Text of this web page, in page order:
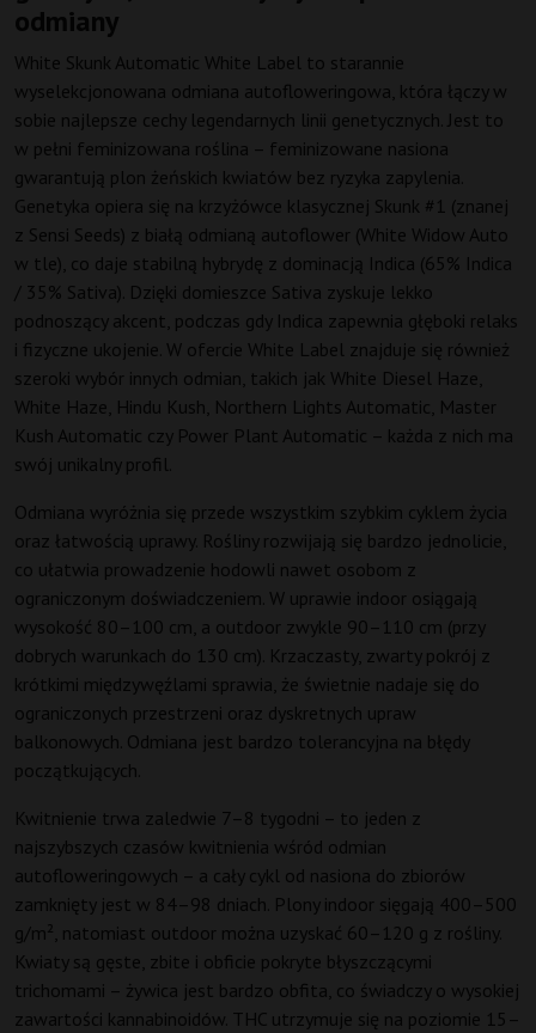
odmiany
White Skunk Automatic White Label to starannie
wyselekcjonowana odmiana autofloweringowa, która łączy w
sobie najlepsze cechy legendarnych linii genetycznych. Jest to
w pełni feminizowana roślina – feminizowane nasiona
gwarantują plon żeńskich kwiatów bez ryzyka zapylenia.
Genetyka opiera się na krzyżówce klasycznej Skunk #1 (znanej
z Sensi Seeds) z białą odmianą autoflower (White Widow Auto
w tle), co daje stabilną hybrydę z dominacją Indica (65% Indica
/ 35% Sativa). Dzięki domieszce Sativa zyskuje lekko
podnoszący akcent, podczas gdy Indica zapewnia głęboki relaks
i fizyczne ukojenie. W ofercie White Label znajduje się również
szeroki wybór innych odmian, takich jak White Diesel Haze,
White Haze, Hindu Kush, Northern Lights Automatic, Master
Kush Automatic czy Power Plant Automatic – każda z nich ma
swój unikalny profil.
Odmiana wyróżnia się przede wszystkim szybkim cyklem życia
oraz łatwością uprawy. Rośliny rozwijają się bardzo jednolicie,
co ułatwia prowadzenie hodowli nawet osobom z
ograniczonym doświadczeniem. W uprawie indoor osiągają
wysokość 80–100 cm, a outdoor zwykle 90–110 cm (przy
dobrych warunkach do 130 cm). Krzaczasty, zwarty pokrój z
krótkimi międzywęźlami sprawia, że świetnie nadaje się do
ograniczonych przestrzeni oraz dyskretnych upraw
balkonowych. Odmiana jest bardzo tolerancyjna na błędy
początkujących.
Kwitnienie trwa zaledwie 7–8 tygodni – to jeden z
najszybszych czasów kwitnienia wśród odmian
autofloweringowych – a cały cykl od nasiona do zbiorów
zamknięty jest w 84–98 dniach. Plony indoor sięgają 400–500
g/m², natomiast outdoor można uzyskać 60–120 g z rośliny.
Kwiaty są gęste, zbite i obficie pokryte błyszczącymi
trichomami – żywica jest bardzo obfita, co świadczy o wysokiej
zawartości kannabinoidów. THC utrzymuje się na poziomie 15–